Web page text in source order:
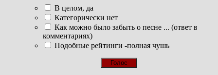
В целом, да
Категорически нет
Как можно было забыть о песне ... (ответ в
комментариях)
Подобные рейтинги -полная чушь